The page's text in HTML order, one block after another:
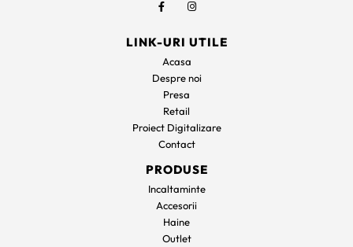
LINK-URI UTILE
Acasa
Despre noi
Presa
Retail
Proiect Digitalizare
Contact
PRODUSE
Incaltaminte
Accesorii
Haine
Outlet